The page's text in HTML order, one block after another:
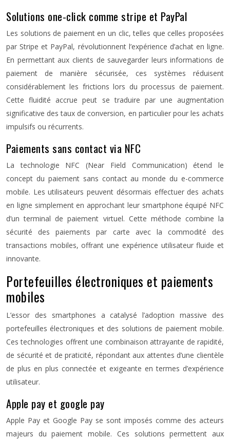
Solutions one-click comme stripe et PayPal
Les solutions de paiement en un clic, telles que celles proposées
par Stripe et PayPal, révolutionnent l’expérience d’achat en ligne.
En permettant aux clients de sauvegarder leurs informations de
paiement de manière sécurisée, ces systèmes réduisent
considérablement les frictions lors du processus de paiement.
Cette fluidité accrue peut se traduire par une augmentation
significative des taux de conversion, en particulier pour les achats
impulsifs ou récurrents.
Paiements sans contact via NFC
La technologie NFC (Near Field Communication) étend le
concept du paiement sans contact au monde du e-commerce
mobile. Les utilisateurs peuvent désormais effectuer des achats
en ligne simplement en approchant leur smartphone équipé NFC
d’un terminal de paiement virtuel. Cette méthode combine la
sécurité des paiements par carte avec la commodité des
transactions mobiles, offrant une expérience utilisateur fluide et
innovante.
Portefeuilles électroniques et paiements
mobiles
L’essor des smartphones a catalysé l’adoption massive des
portefeuilles électroniques et des solutions de paiement mobile.
Ces technologies offrent une combinaison attrayante de rapidité,
de sécurité et de praticité, répondant aux attentes d’une clientèle
de plus en plus connectée et exigeante en termes d’expérience
utilisateur.
Apple pay et google pay
Apple Pay et Google Pay se sont imposés comme des acteurs
majeurs du paiement mobile. Ces solutions permettent aux